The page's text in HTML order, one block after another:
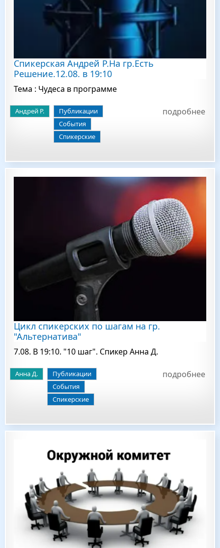
Спикерская Андрей Р.На гр.Есть
Решение.12.08. в 19:10
Тема : Чудеса в программе
Андрей Р.
Публикации
События
Спикерские
подробнее
Цикл спикерских по шагам на гр.
"Альтернатива"
7.08. В 19:10. "10 шаг". Спикер Анна Д.
Анна Д.
Публикации
События
Спикерские
подробнее